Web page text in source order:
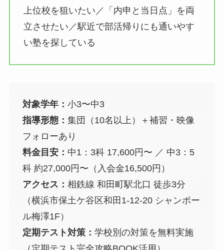
上位校を狙いたい／「内申と当日点」を両
立させたい／駅近で部活帰りにも通いやす
い塾を探している
対象学年： 小3〜中3
指導形態： 集団（10名以上）＋補習・映像
フォローあり
料金目安： 中1：3科 17,600円〜 ／ 中3：5
科 約27,000円〜（入会金16,500円）
アクセス： 相鉄線 和田町駅北口 徒歩3分
（横浜市保土ケ谷区和田1-12-20 シャンポー
ル梅澤1F）
定期テスト対策： 学校別の対策を無料実施